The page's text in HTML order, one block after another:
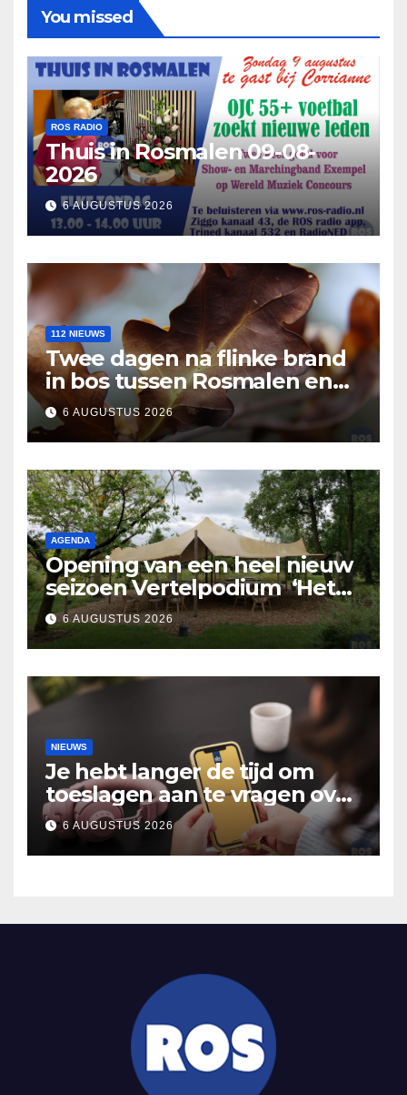
You missed
ROS RADIO
Thuis in Rosmalen 09-08-
2026
6 AUGUSTUS 2026
112 NIEUWS
Twee dagen na flinke brand
in bos tussen Rosmalen en
Nuland
6 AUGUSTUS 2026
AGENDA
Opening van een heel nieuw
seizoen Vertelpodium ‘Het
Lopende Vuur’. Landelijke
verhalen in Bomentuin D’n
Hooidonk
6 AUGUSTUS 2026
NIEUWS
Je hebt langer de tijd om
toeslagen aan te vragen over
2025
6 AUGUSTUS 2026